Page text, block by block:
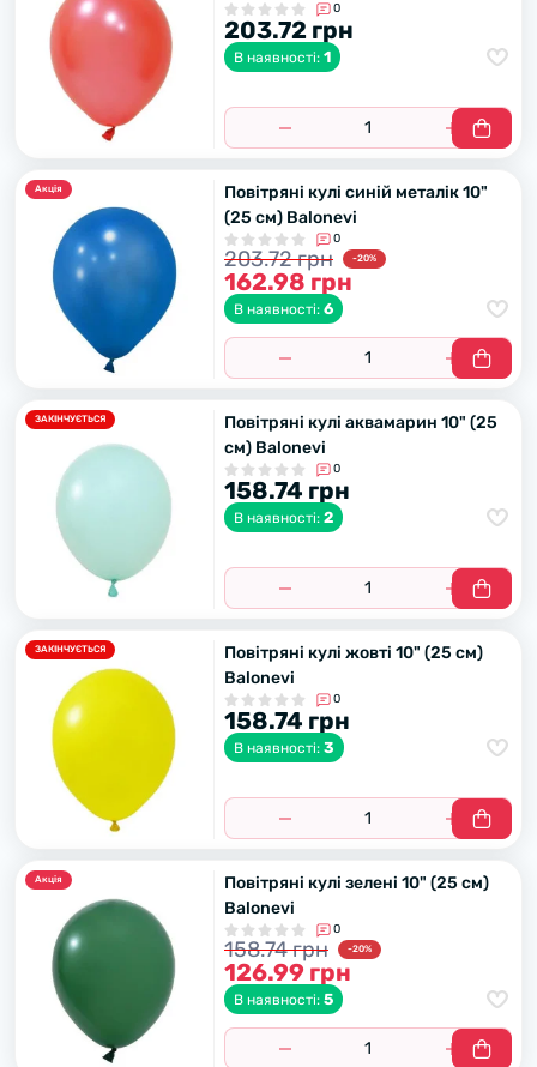
0
203.72 грн
В наявності: 1
Акцiя
Повітряні кулі синій металік 10"
(25 см) Balonevi
0
203.72 грн -20%
162.98 грн
В наявності: 6
ЗАКІНЧУЄТЬСЯ
Повітряні кулі аквамарин 10" (25
см) Balonevi
0
158.74 грн
В наявності: 2
ЗАКІНЧУЄТЬСЯ
Повітряні кулі жовті 10" (25 см)
Balonevi
0
158.74 грн
В наявності: 3
Акцiя
Повітряні кулі зелені 10" (25 см)
Balonevi
0
158.74 грн -20%
126.99 грн
В наявності: 5